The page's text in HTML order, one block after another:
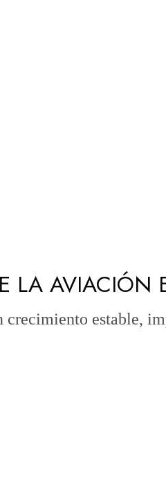
LA
estable,